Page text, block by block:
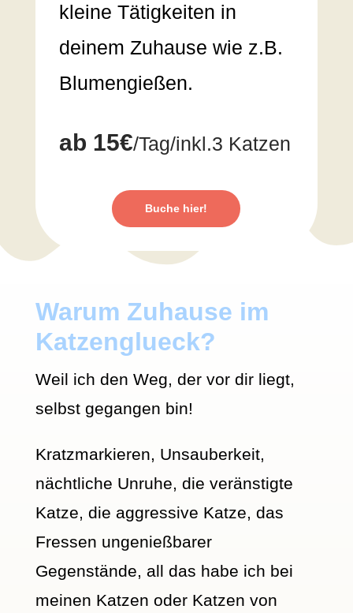
kleine Tätigkeiten in
deinem Zuhause wie z.B.
Blumengießen.
ab 15€/Tag/inkl.3 Katzen
Buche hier!
Warum Zuhause im
Katzenglueck?
Weil ich den Weg, der vor dir liegt,
selbst gegangen bin!
Kratzmarkieren, Unsauberkeit,
nächtliche Unruhe, die veränstigte
Katze, die aggressive Katze, das
Fressen ungenießbarer
Gegenstände, all das habe ich bei
meinen Katzen oder Katzen von